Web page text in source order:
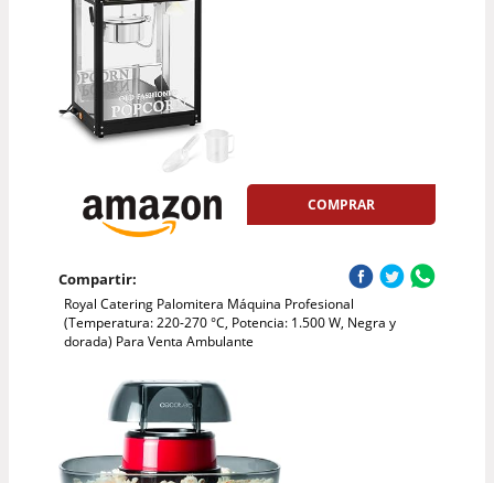
COMPRAR
Compartir:
Royal Catering Palomitera Máquina Profesional
(Temperatura: 220-270 °C, Potencia: 1.500 W, Negra y
dorada) Para Venta Ambulante